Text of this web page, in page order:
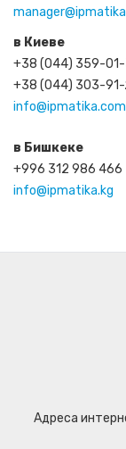
в Киеве
+38 (044) 359-
+38 (044) 303-91-
в Бишкеке
+996 312 986 466
info@ipmatika.kg
Адреса